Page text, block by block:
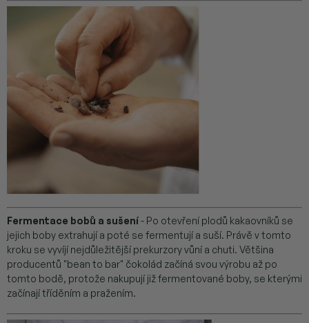
Fermentace bobů a sušení- Po otevření plodů kakaovníků se
jejich boby extrahují a poté se fermentují a suší. Právě v tomto
kroku se vyvíjí nejdůležitější prekurzory vůní a chuti. Většina
producentů "bean to bar" čokolád začíná svou výrobu až po
tomto bodě, protože nakupují již fermentované boby, se kterými
začínají tříděním a pražením.